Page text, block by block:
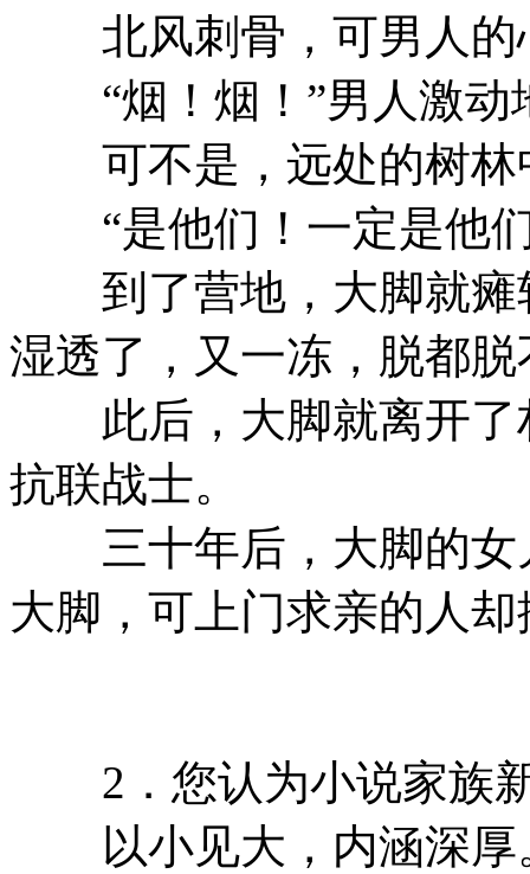
北风刺骨，可男人的
“烟！烟！”男人激动
可不是，远处的树林
“是他们！一定是他们
到了营地，大脚就瘫
湿透了，又一冻，脱都
此后，大脚就离开了
抗联战士。
三十年后，大脚的女
大脚，可上门求亲的人
2．您认为小说家族新
以小见大，内涵深厚